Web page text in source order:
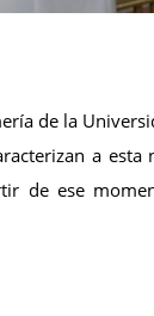
de la
a
de ese